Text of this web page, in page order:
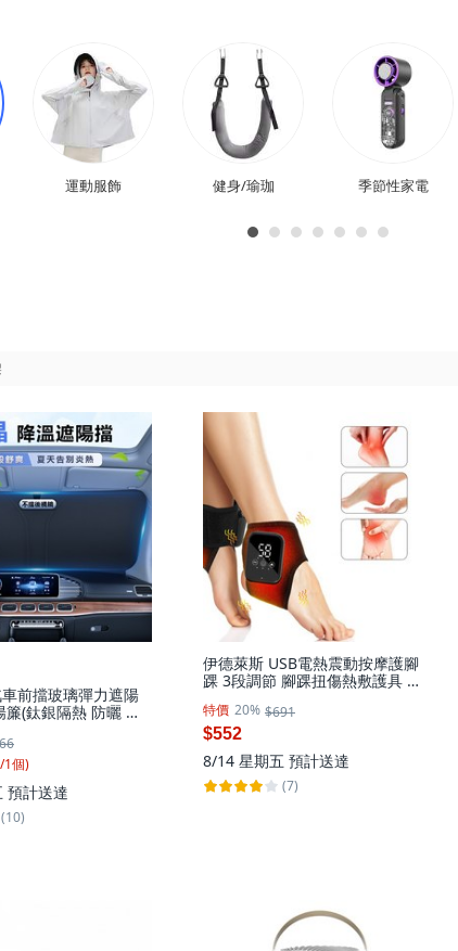
運動服飾 健身/瑜珈 季節性家電
前擋玻璃彈力遮陽
簾(鈦銀隔熱 防曬 折
/1個)
預計送達
(10)
伊德萊斯 USB電熱震動按摩護腳
踝 3段調節 腳踝扭傷熱敷護具 腳
黑色, 1個
特價 20% $691
$552
8/14 星期五 預計送達
(7)